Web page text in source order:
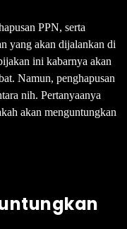
PPN, serta
yang akan dijalankan di
ini kabarnya akan
Namun, penghapusan
nih. Pertanyaanya
akan menguntungkan